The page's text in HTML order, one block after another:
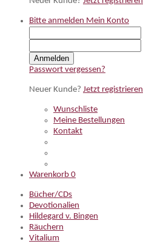
Bitte anmelden Mein Konto
Anmelden
Passwort vergessen?
Neuer Kunde? Jetzt registrieren
Wunschliste
Meine Bestellungen
Kontakt
Warenkorb 0
Bücher/CDs
Devotionalien
Hildegard v. Bingen
Räuchern
Vitalium